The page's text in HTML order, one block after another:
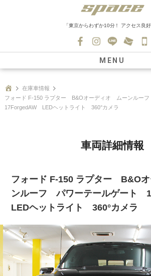
「東京からわずか10分！ アクセス良好
MENU
購入について
在庫車情報
ファクトリー
会社紹介
在庫車情報
フォード F-150 ラプター B&Oオーディオ ムーンルー
17ForgedAW LEDヘットライト 360°カメラ
車両詳細情報
フォード F-150 ラプター B&O
ンルーフ パワーテールゲート
LEDヘットライト 360°カメラ